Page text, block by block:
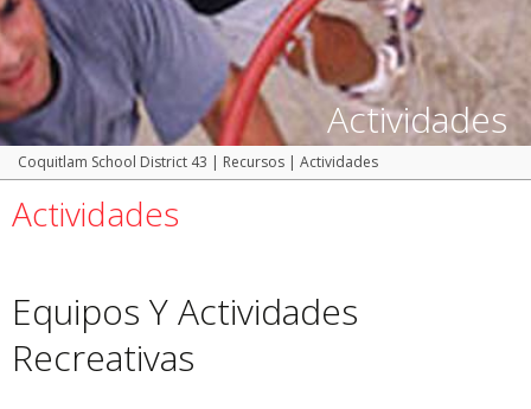
Actividades
Coquitlam School District 43 | Recursos | Actividades
Actividades
Equipos Y Actividades
Recreativas